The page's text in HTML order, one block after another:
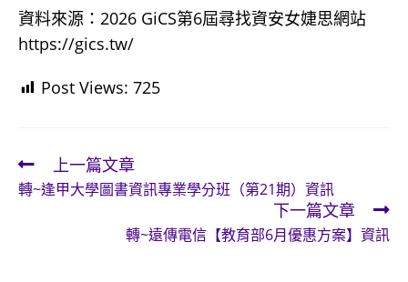
資料來源：2026 GiCS第6屆尋找資安女婕思網站
https://gics.tw/
Post Views: 725
Read
more
上一篇文章
轉~逢甲大學圖書資訊專業學分班（第21期）資訊
下一篇文章
轉~遠傳電信【教育部6月優惠方案】資訊